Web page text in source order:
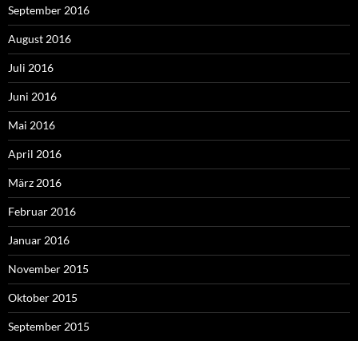
September 2016
August 2016
Juli 2016
Juni 2016
Mai 2016
April 2016
März 2016
Februar 2016
Januar 2016
November 2015
Oktober 2015
September 2015